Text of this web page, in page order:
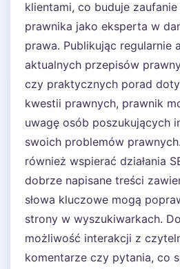
klientami, co buduje
prawnika jako eksperta w
prawa. Publikując regularnie
aktualnych przepisów
czy praktycznych porad
kwestii prawnych, prawnik
uwagę osób poszukujących
swoich problemów
również wspierać działania
dobrze napisane treści
słowa kluczowe mogą
strony w wyszukiwarkach.
możliwość interakcji z
komentarze czy pytania, co